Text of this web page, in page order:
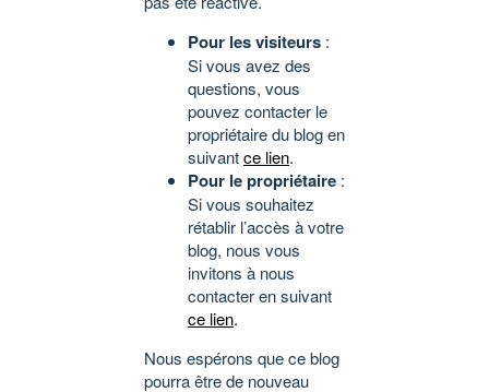
Pour les visiteurs :
Si vous avez des
questions, vous
pouvez contacter le
propriétaire du blog en
suivantce lien.
Pour le propriétaire :
Si vous souhaitez
rétablir l’accès à votre
blog, nous vous
invitons à nous
contacter en suivant
ce lien.
Nous espérons que ce blog
pourra être de nouveau